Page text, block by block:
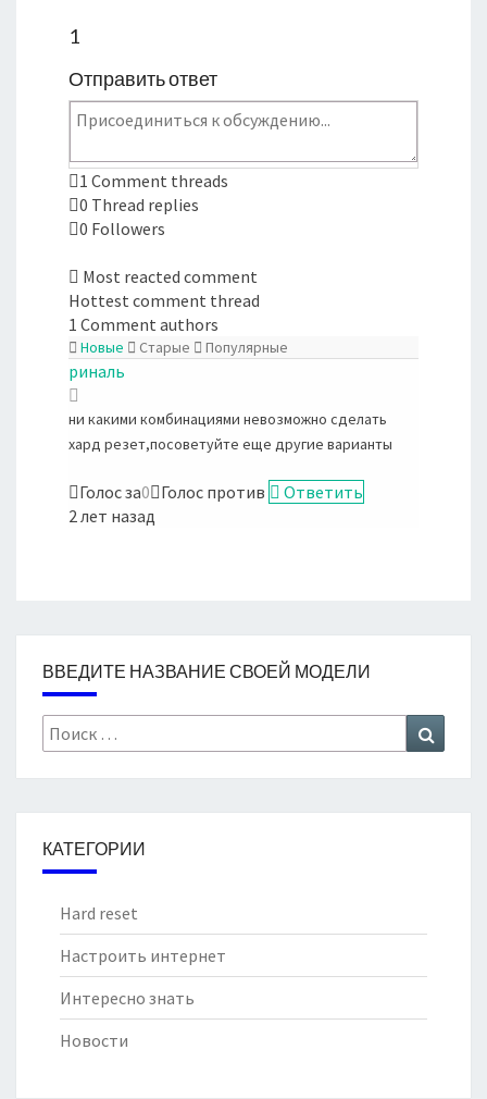
1
Отправить ответ
1 Comment threads
0 Thread replies
0 Followers
Most reacted comment
Hottest comment thread
1 Comment authors
Новые Старые Популярные
риналь
ни какими комбинациями невозможно сделать
хард резет,посоветуйте еще другие варианты
Голос за0 Голос против
Ответить
2 лет назад
ВВЕДИТЕ НАЗВАНИЕ СВОЕЙ МОДЕЛИ
Search
for:
КАТЕГОРИИ
Hard reset
Настроить интернет
Интересно знать
Новости